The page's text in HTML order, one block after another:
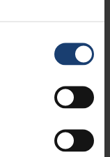
yhdessä
optisten
saivat nimet
kemiallisen